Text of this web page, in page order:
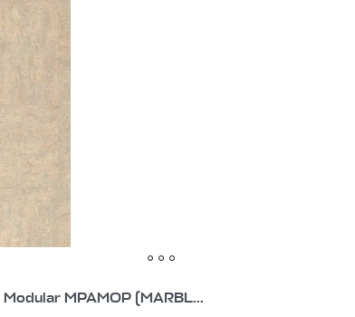
Modular МРАМОР (MARBL...